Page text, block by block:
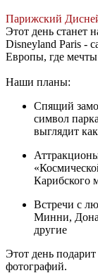
Парижский
Этот день станет
Disneyland Paris -
Европы, где мечты
Наши планы:
Спящий
символ
выглядит
Карибского
Встречи с
Минни,
другие
Этот день
фотографий.